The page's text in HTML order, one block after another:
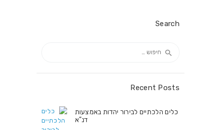
Search
Recent Posts
כלים הלכתיים לבירור יהדות באמצעות
דנ”א